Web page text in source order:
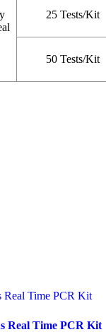
25 Tests/Kit
50 Tests/Kit
Real Time PCR Kit